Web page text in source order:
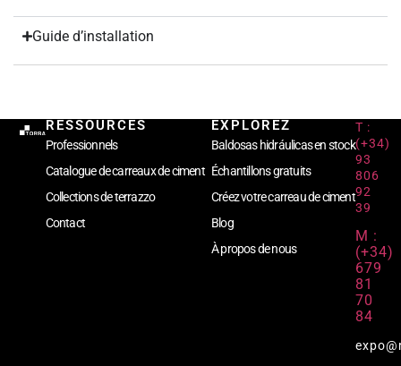
Guide d’installation
RESSOURCES
Professionnels
Catalogue de carreaux de ciment
Collections de terrazzo
Contact
EXPLOREZ
Baldosas hidráulicas en stock
Échantillons gratuits
Créez votre carreau de ciment
Blog
À propos de nous
T :
(+34)
93
806
92
39
M :
(+34)
679
81
70
84